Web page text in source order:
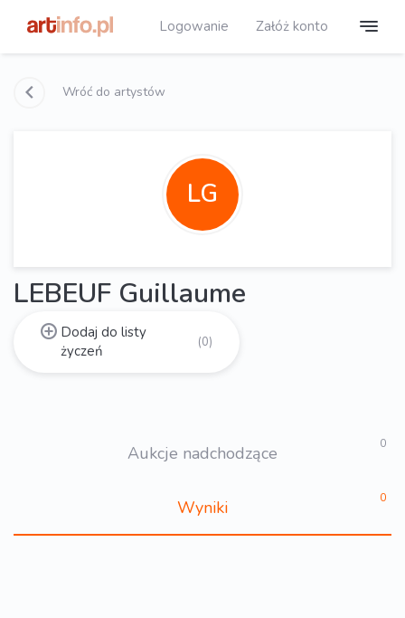
Logowanie Załóż konto
Wróć do artystów
LG
LEBEUF Guillaume
Dodaj do listy
życzeń
(0)
Aukcje nadchodzące 0
Wyniki 0